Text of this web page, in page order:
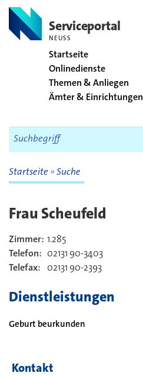
Serviceportal
NEUSS
Startseite
Onlinedienste
Themen & Anliegen
Ämter & Einrichtungen
Startseite Suche
Frau Scheufeld
Kontakt
Zimmer: 1.285
Telefon: 02131 90-3403
Telefax:
02131 90-2393
Dienstleistungen
Geburt beurkunden
Kontakt